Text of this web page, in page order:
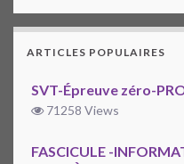
ARTICLES POPULAIRES
SVT-Épreuve zéro-
71258 Views
FASCICULE -